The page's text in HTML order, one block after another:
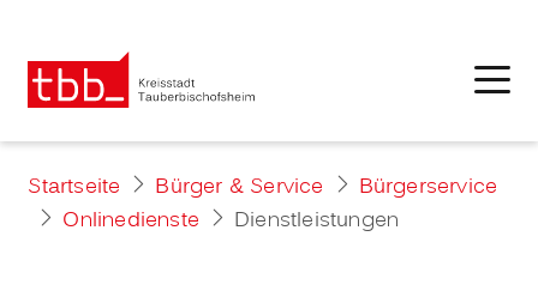
Startseite Bürger & Service
Bürgerservice
Onlinedienste
Dienstleistungen